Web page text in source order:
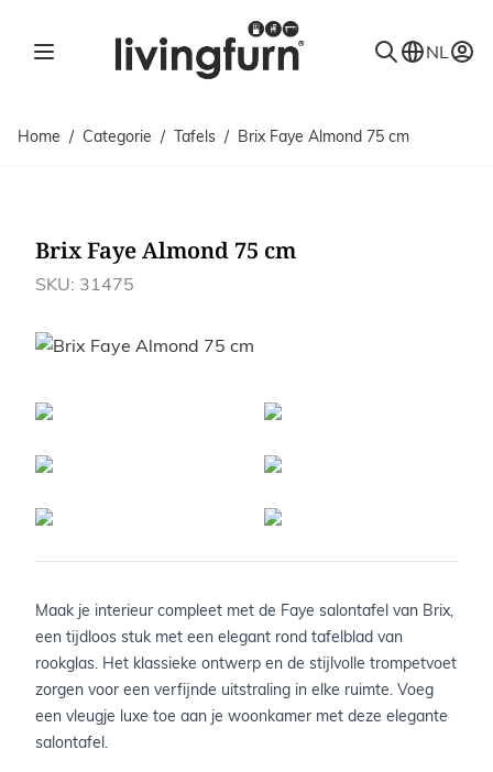
NL
Home / Categorie / Tafels / Brix Faye Almond 75 cm
Brix Faye Almond 75 cm
SKU: 31475
Afbeeldingen
Maak je interieur compleet met de Faye salontafel van Brix,
een tijdloos stuk met een elegant rond tafelblad van
rookglas. Het klassieke ontwerp en de stijlvolle trompetvoet
zorgen voor een verfijnde uitstraling in elke ruimte. Voeg
een vleugje luxe toe aan je woonkamer met deze elegante
salontafel.